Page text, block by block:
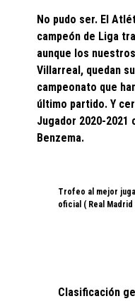
No pudo ser. El
campeón de Liga
aunque los
Villarreal, quedan
campeonato que
último partido. Y
Jugador 2020-2021
Benzema.
Trofeo al mejor
oficial ( Real
Clasificación